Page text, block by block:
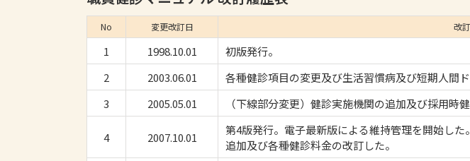
No 変更改訂日 改
1 1998.10.01 初版発行。
2
2003.06.01 各種健診項目の変更及び生活習慣病及び短期人間
3
2005.05.01 （下線部分変更）健診実施機関の追加及び採用時
4 2007.10.01
第4版発行。電子最新版による維持管理を開始し
追加及び各種健診料金の改訂した。